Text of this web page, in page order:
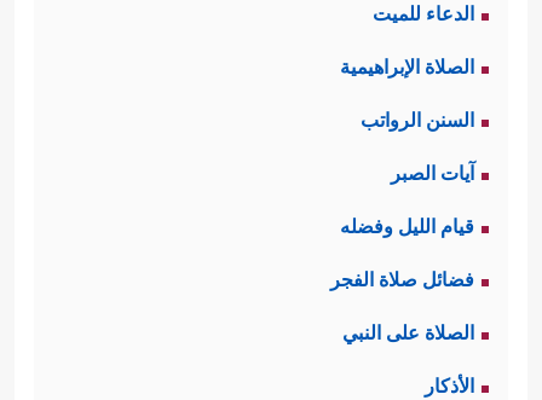
الدعاء للميت
الصلاة الإبراهيمية
السنن الرواتب
آيات الصبر
قيام الليل وفضله
فضائل صلاة الفجر
الصلاة على النبي
الأذكار